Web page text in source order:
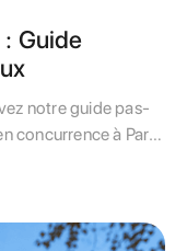
Guide
notre guide pas-
concurrence à Paris